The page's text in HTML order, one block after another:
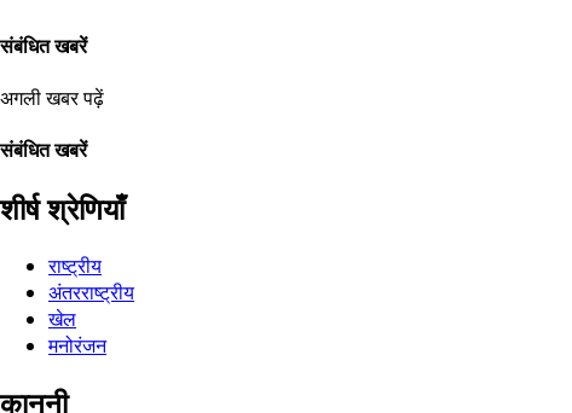
संबंधित खबरें
अगली खबर पढ़ें
संबंधित खबरें
शीर्ष श्रेणियाँ
राष्ट्रीय
अंतरराष्ट्रीय
खेल
मनोरंजन
कानूनी